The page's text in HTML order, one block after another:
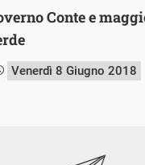
Conte e
Venerdì 8 Giugno 2018